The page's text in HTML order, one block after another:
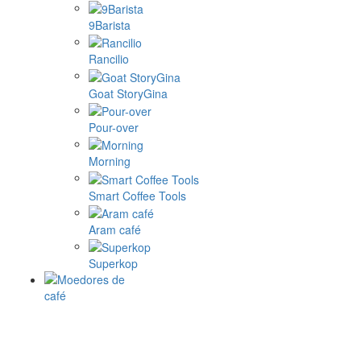
9Barista
Rancilio
Goat StoryGina
Pour-over
Morning
Smart Coffee Tools
Aram café
Superkop